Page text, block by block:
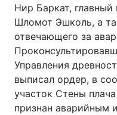
Нир Баркат,
Шломот Эшколь, а
отвечающего за
Управления
выписал ордер, в
участок Стены
признан аварийным